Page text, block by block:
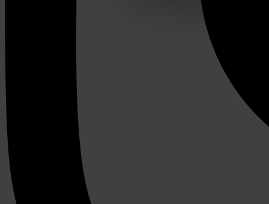
websiteverkeer te
media, adverteren en
verstrekt of die ze hebben